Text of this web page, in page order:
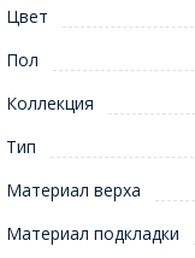
Цвет
Пол
Коллекция
Тип
Материал верха
Материал подкладки